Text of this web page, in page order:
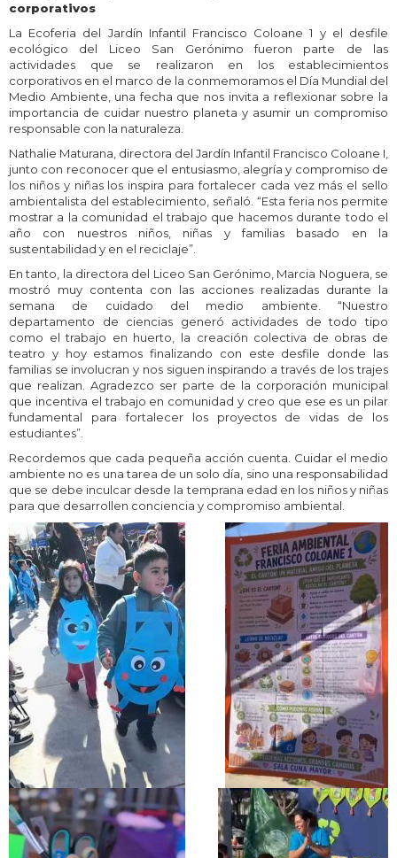
corporativos
La Ecoferia del Jardín Infantil Francisco Coloane 1 y el desfile
ecológico del Liceo San Gerónimo fueron parte de las
actividades que se realizaron en los establecimientos
corporativos en el marco de la conmemoramos el Día Mundial del
Medio Ambiente, una fecha que nos invita a reflexionar sobre la
importancia de cuidar nuestro planeta y asumir un compromiso
responsable con la naturaleza.
Nathalie Maturana, directora del Jardín Infantil Francisco Coloane I,
junto con reconocer que el entusiasmo, alegría y compromiso de
los niños y niñas los inspira para fortalecer cada vez más el sello
ambientalista del establecimiento, señaló. “Esta feria nos permite
mostrar a la comunidad el trabajo que hacemos durante todo el
año con nuestros niños, niñas y familias basado en la
sustentabilidad y en el reciclaje”.
En tanto, la directora del Liceo San Gerónimo, Marcia Noguera, se
mostró muy contenta con las acciones realizadas durante la
semana de cuidado del medio ambiente. “Nuestro
departamento de ciencias generó actividades de todo tipo
como el trabajo en huerto, la creación colectiva de obras de
teatro y hoy estamos finalizando con este desfile donde las
familias se involucran y nos siguen inspirando a través de los trajes
que realizan. Agradezco ser parte de la corporación municipal
que incentiva el trabajo en comunidad y creo que ese es un pilar
fundamental para fortalecer los proyectos de vidas de los
estudiantes”.
Recordemos que cada pequeña acción cuenta. Cuidar el medio
ambiente no es una tarea de un solo día, sino una responsabilidad
que se debe inculcar desde la temprana edad en los niños y niñas
para que desarrollen conciencia y compromiso ambiental.